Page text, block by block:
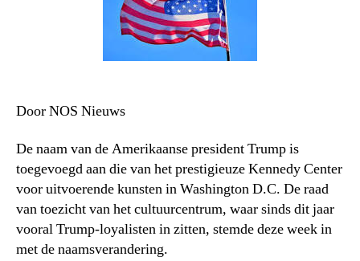
Door NOS Nieuws
De naam van de Amerikaanse president Trump is
toegevoegd aan die van het prestigieuze Kennedy Center
voor uitvoerende kunsten in Washington D.C. De raad
van toezicht van het cultuurcentrum, waar sinds dit jaar
vooral Trump-loyalisten in zitten, stemde deze week in
met de naamsverandering.